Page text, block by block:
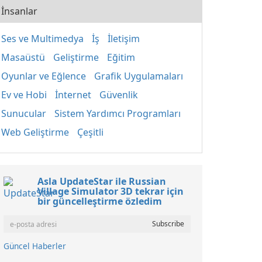
İnsanlar
Ses ve Multimedya İş
İletişim
Masaüstü
Geliştirme
Eğitim
Oyunlar ve Eğlence
Grafik Uygulamaları
Ev ve Hobi
İnternet
Güvenlik
Sunucular
Sistem Yardımcı Programları
Web Geliştirme
Çeşitli
Asla UpdateStar ile Russian
Village Simulator 3D tekrar için
bir güncelleştirme özledim
Güncel Haberler